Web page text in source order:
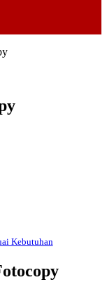
Kebutuhan